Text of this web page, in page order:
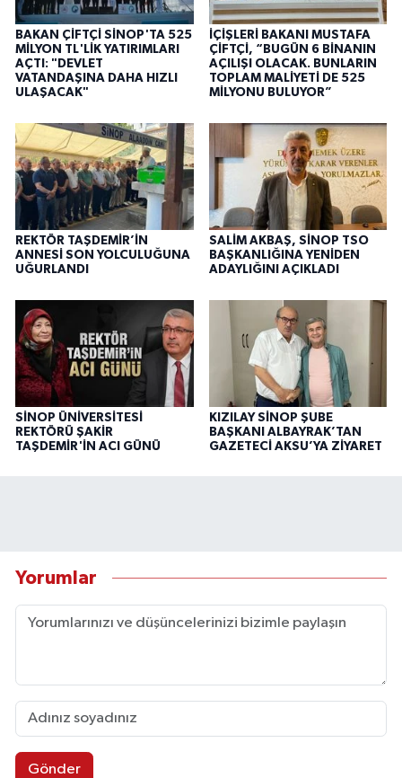
BAKAN ÇİFTÇİ SİNOP'TA 525
MİLYON TL'LİK YATIRIMLARI
AÇTI: "DEVLET
VATANDAŞINA DAHA HIZLI
ULAŞACAK"
İÇİŞLERİ BAKANI MUSTAFA
ÇİFTÇİ, “BUGÜN 6 BİNANIN
AÇILIŞI OLACAK. BUNLARIN
TOPLAM MALİYETİ DE 525
MİLYONU BULUYOR”
REKTÖR TAŞDEMİR’İN
ANNESİ SON YOLCULUĞUNA
UĞURLANDI
SALİM AKBAŞ, SİNOP TSO
BAŞKANLIĞINA YENİDEN
ADAYLIĞINI AÇIKLADI
SİNOP ÜNİVERSİTESİ
REKTÖRÜ ŞAKİR
TAŞDEMİR'İN ACI GÜNÜ
KIZILAY SİNOP ŞUBE
BAŞKANI ALBAYRAK’TAN
GAZETECİ AKSU’YA ZİYARET
Yorumlar
Gönder